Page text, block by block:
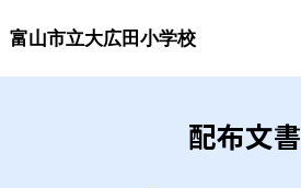
富山市立大広田小学校
配布文書